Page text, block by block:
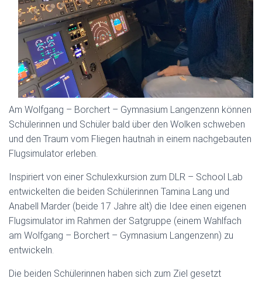
Am Wolfgang – Borchert – Gymnasium Langenzenn können
Schülerinnen und Schüler bald über den Wolken schweben
und den Traum vom Fliegen hautnah in einem nachgebauten
Flugsimulator erleben.
Inspiriert von einer Schulexkursion zum DLR – School Lab
entwickelten die beiden Schülerinnen Tamina Lang und
Anabell Marder (beide 17 Jahre alt) die Idee einen eigenen
Flugsimulator im Rahmen der Satgruppe (einem Wahlfach
am Wolfgang – Borchert – Gymnasium Langenzenn) zu
entwickeln.
Die beiden Schülerinnen haben sich zum Ziel gesetzt